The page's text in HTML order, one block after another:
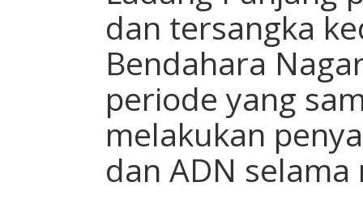
dan tersangka
Bendahara
periode yang
melakukan
dan ADN